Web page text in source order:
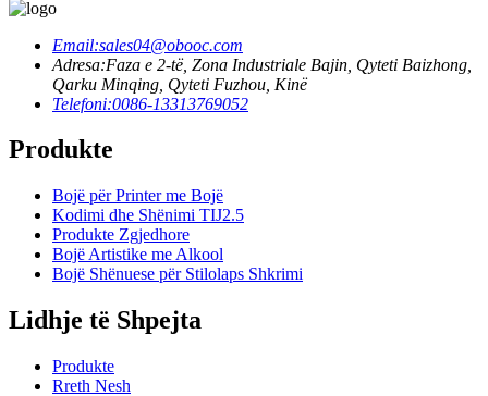
Email:sales04@obooc.com
Adresa:Faza e 2-të, Zona Industriale Bajin, Qyteti Baizhong,
Qarku Minqing, Qyteti Fuzhou, Kinë
Telefoni:0086-13313769052
Produkte
Bojë për Printer me Bojë
Kodimi dhe Shënimi TIJ2.5
Produkte Zgjedhore
Bojë Artistike me Alkool
Bojë Shënuese për Stilolaps Shkrimi
Lidhje të Shpejta
Produkte
Rreth Nesh